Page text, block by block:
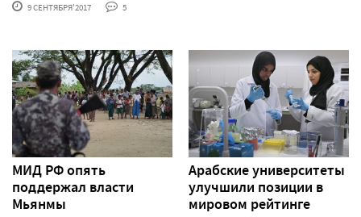
9 СЕНТЯБРЯ'2017 5
МИД РФ опять
поддержал власти
Мьянмы
Арабские университеты
улучшили позиции в
мировом рейтинге